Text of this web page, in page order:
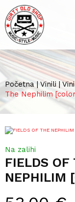
Početna | Vinili |
The Nephilim
FIELDS
NEPHILIM
Na zalihi